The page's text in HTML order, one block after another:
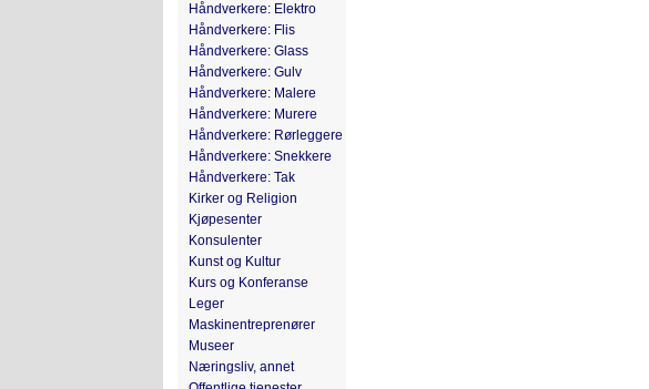
Håndverkere: Elektro
Håndverkere: Flis
Håndverkere: Glass
Håndverkere: Gulv
Håndverkere: Malere
Håndverkere: Murere
Håndverkere: Rørleggere
Håndverkere: Snekkere
Håndverkere: Tak
Kirker og Religion
Kjøpesenter
Konsulenter
Kunst og Kultur
Kurs og Konferanse
Leger
Maskinentreprenører
Museer
Næringsliv, annet